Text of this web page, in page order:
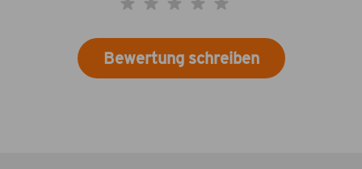
Bewertung schreiben